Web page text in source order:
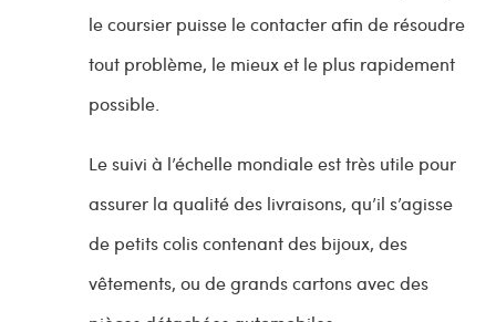
le coursier puisse le contacter afin de résoudre
tout problème, le mieux et le plus rapidement
possible.
Le suivi à l’échelle mondiale est très utile pour
assurer la qualité des livraisons, qu’il s’agisse
de petits colis contenant des bijoux, des
vêtements, ou de grands cartons avec des